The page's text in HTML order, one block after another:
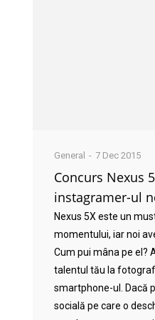
General 7 Dec 2015
Concurs Nexus
instagramer-ul
Nexus 5X este un
momentului, iar noi
Cum pui mâna pe el?
talentul tău la
smartphone-ul. Dacă
socială pe care o